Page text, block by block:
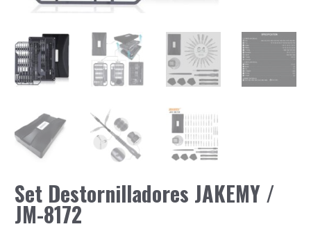
Set Destornilladores JAKEMY /
JM-8172